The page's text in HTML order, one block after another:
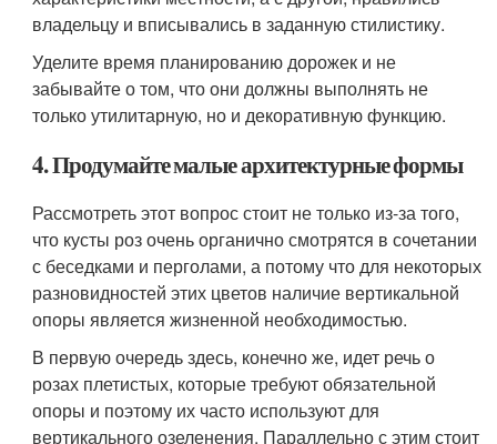
владельцу и вписывались в заданную стилистику.
Уделите время планированию дорожек и не
забывайте о том, что они должны выполнять не
только утилитарную, но и декоративную функцию.
4. Продумайте малые архитектурные формы
Рассмотреть этот вопрос стоит не только из-за того,
что кусты роз очень органично смотрятся в сочетании
с беседками и перголами, а потому что для некоторых
разновидностей этих цветов наличие вертикальной
опоры является жизненной необходимостью.
В первую очередь здесь, конечно же, идет речь о
розах плетистых, которые требуют обязательной
опоры и поэтому их часто используют для
вертикального озеленения. Параллельно с этим стоит